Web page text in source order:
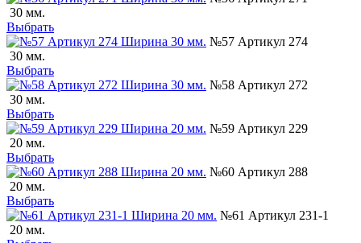
30 мм.
Выбрать
№57 Артикул 274
30 мм.
Выбрать
№58 Артикул 272
30 мм.
Выбрать
№59 Артикул 229
20 мм.
Выбрать
№60 Артикул 288
20 мм.
Выбрать
№61 Артикул 231-1
20 мм.